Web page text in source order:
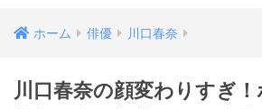
ホーム 俳優 川口春奈
川口春奈の顔変わりすぎ